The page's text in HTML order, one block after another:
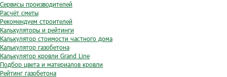
Сервисы производителей
Расчёт сметы
Рекомендуем строителей
Калькуляторы и рейтинги
Калькулятор стоимости частного дома
Калькулятор газобетона
Калькулятор кровли Grand Line
Подбор цвета и материалов кровли
Рейтинг газобетона